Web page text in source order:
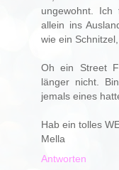
ungewohnt.
allein ins
wie ein
Oh ein Street
länger nicht.
jemals eines
Hab ein tolles
Mella
Antworten